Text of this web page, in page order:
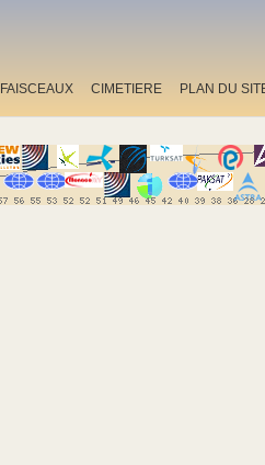
FAISCEAUX CIMETIERE PLAN DU